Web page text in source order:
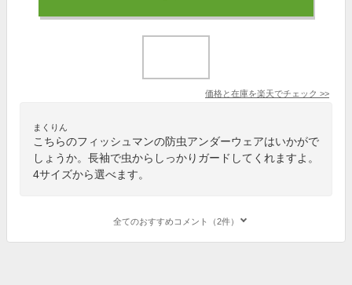
価格と在庫を楽天でチェック >>
まくりん
こちらのフィッシュマンの防虫アンダーウェアはいかがで
しょうか。長袖で虫からしっかりガードしてくれますよ。
4サイズから選べます。
全てのおすすめコメント（2件）